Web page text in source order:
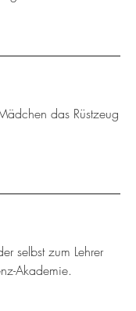
das Rüstzeug
selbst zum Lehrer
Akademie.